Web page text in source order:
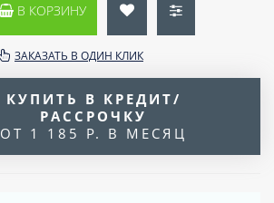
В КОРЗИНУ
ЗАКАЗАТЬ В ОДИН КЛИК
КУПИТЬ В КРЕДИТ/
РАССРОЧКУ
ОТ 1 185 Р. В МЕСЯЦ